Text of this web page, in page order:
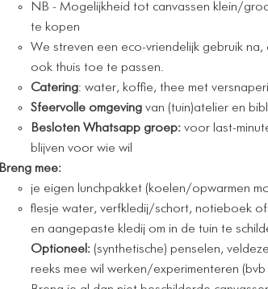
NB - Mogelijkheid tot canvassen klein/
te kopen
We streven een eco-vriendelijk gebruik
ook thuis toe te passen.
Catering: water, koffie, thee met
Sfeervolle omgeving van (tuin)atelier en
Besloten Whatsapp groep: voor last-
blijven voor wie wil
Breng mee:
je eigen lunchpakket (koelen/opwarmen
flesje water, verfkledij/schort, notieboek
en aangepaste kledij om in de tuin te
Optioneel: (synthetische) penselen,
reeks mee wil werken/experimenteren